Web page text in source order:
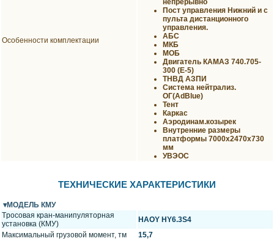
Особенности комплектации
непрерывно
Пост управления Нижний и с
пульта дистанционного
управления.
АБС
МКБ
МОБ
Двигатель КАМАЗ 740.705-
300 (Е-5)
ТНВД АЗПИ
Система нейтрализ.
ОГ(AdBlue)
Тент
Каркас
Аэродинам.козырек
Внутренние размеры
платформы 7000х2470х730
мм
УВЭОС
ТЕХНИЧЕСКИЕ ХАРАКТЕРИСТИКИ
МОДЕЛЬ КМУ
Tроcoвая кран-манипуляторная
установка (КМУ)
HAOY HY6.3S4
Mаксимaльный грузовой момeнт, тм
15,7